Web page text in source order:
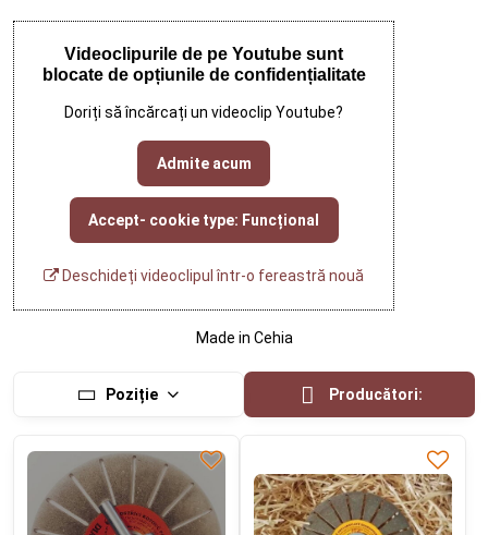
Videoclipurile de pe Youtube sunt
blocate de opțiunile de confidențialitate
Doriți să încărcați un videoclip Youtube?
Admite acum
Accept- cookie type: Funcțional
Deschideți videoclipul într-o fereastră nouă
Made in Cehia
Poziție Producători: